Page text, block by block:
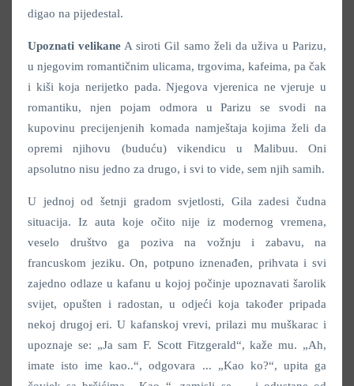
digao na pijedestal.
Upoznati velikane A siroti Gil samo želi da uživa u Parizu,
u njegovim romantičnim ulicama, trgovima, kafeima, pa čak
i kiši koja nerijetko pada. Njegova vjerenica ne vjeruje u
romantiku, njen pojam odmora u Parizu se svodi na
kupovinu precijenjenih komada namještaja kojima želi da
opremi njihovu (buduću) vikendicu u Malibuu. Oni
apsolutno nisu jedno za drugo, i svi to vide, sem njih samih.
U jednoj od šetnji gradom svjetlosti, Gila zadesi čudna
situacija. Iz auta koje očito nije iz modernog vremena,
veselo društvo ga poziva na vožnju i zabavu, na
francuskom jeziku. On, potpuno iznenađen, prihvata i svi
zajedno odlaze u kafanu u kojoj počinje upoznavati šarolik
svijet, opušten i radostan, u odjeći koja također pripada
nekoj drugoj eri. U kafanskoj vrevi, prilazi mu muškarac i
upoznaje se: „Ja sam F. Scott Fitzgerald“, kaže mu. „Ah,
imate isto ime kao..“, odgovara ... „Kao ko?“, upita ga